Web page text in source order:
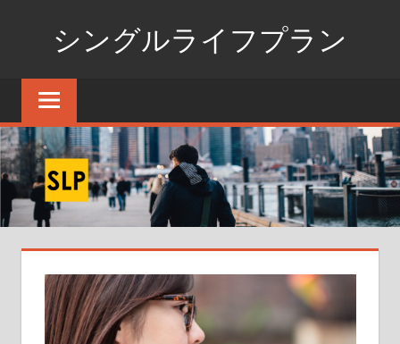
へ
ス
キ
ッ
シングルライフプラン
独
活
た
め